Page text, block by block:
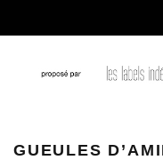
GUEULES